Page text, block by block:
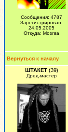
Сообщения: 4787
Зарегистрирован:
24.05.2005
Откуда: Мозгва
Вернуться к началу
ШТАКЕТ(39)
Дред-мастер